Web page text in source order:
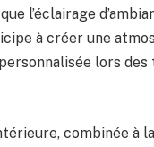
l’éclairage
à créer une
lors des
combinée à